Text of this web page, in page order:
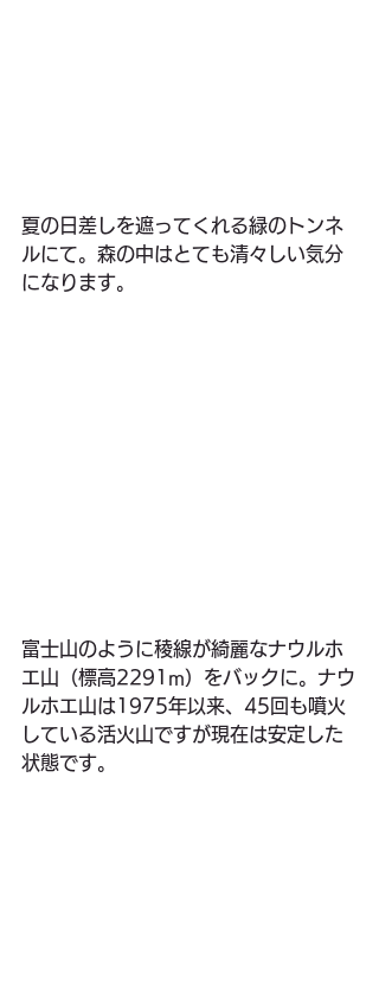
夏の日差しを遮ってくれる緑のトンネ
ルにて。森の中はとても清々しい気分
になります。
富士山のように稜線が綺麗なナウルホ
エ山（標高2291m）をバックに。ナウ
ルホエ山は1975年以来、45回も噴火
している活火山ですが現在は安定した
状態です。